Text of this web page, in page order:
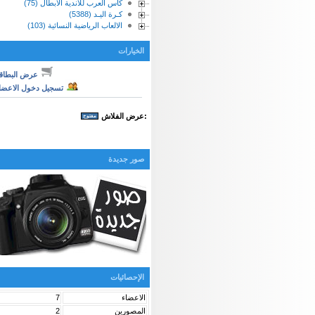
كأس العرب للأندية الابطال (75)
كـرة اليـد (5388)
الالعاب الرياضية النسائية (103)
الخيارات
عرض
تسجيل دخول
:عرض الفلاش
صور جديدة
الإحصائيات
الاعضاء
7
المصورين
2